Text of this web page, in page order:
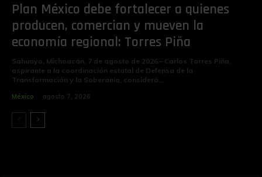
Plan México debe fortalecer a quienes
producen, comercian y mueven la
economía regional: Torres Piña
Sahuayo, Michoacán, 7 de agosto de 2026.– Carlos Torres Piña,
aspirante a la coordinación estatal de Defensa de la
Transformación y la Soberanía, consideró...
México agosto 7, 2026